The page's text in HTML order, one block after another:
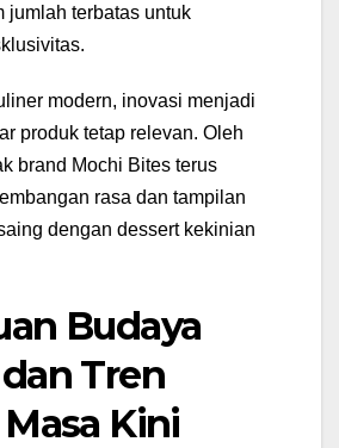
jumlah terbatas untuk
modern, inovasi menjadi
produk tetap relevan. Oleh
brand Mochi Bites terus
rasa dan tampilan
dengan dessert kekinian
Budaya
Tren
Kini